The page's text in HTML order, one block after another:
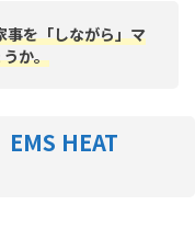
事を「しながら」マ
か。
EMS HEAT